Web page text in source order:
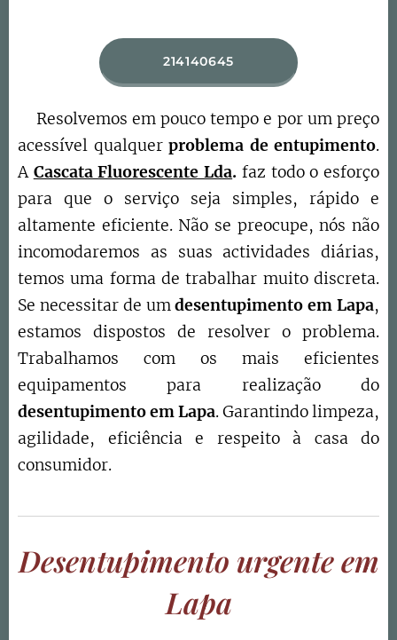
214140645
Resolvemos em pouco tempo e por um preço
acessível qualquer problema de entupimento.
A Cascata Fluorescente Lda. faz todo o esforço
para que o serviço seja simples, rápido e
altamente eficiente. Não se preocupe, nós não
incomodaremos as suas actividades diárias,
temos uma forma de trabalhar muito discreta.
Se necessitar de umdesentupimento em Lapa,
estamos dispostos de resolver o problema.
Trabalhamos com os mais eficientes
equipamentos para realização do
desentupimento emLapa. Garantindo limpeza,
agilidade, eficiência e respeito à casa do
consumidor.
Desentupimento urgente em
Lapa